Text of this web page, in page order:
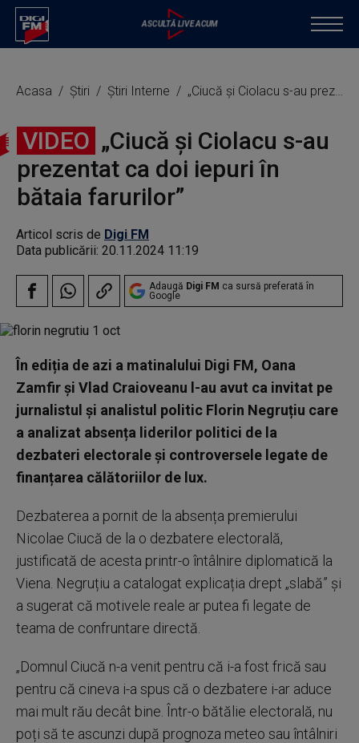
Acasa Știri Știri Interne „Ciucă și Ciolacu s-au prezentat ca doi iepuri în bătaia farurilor”
VIDEO „Ciucă și Ciolacu s-au
prezentat ca doi iepuri în
bătaia farurilor”
Articol scris de Digi FM
Data publicării: 20.11.2024 11:19
Adaugă Digi FM ca sursă preferată în
Google
În ediția de azi a matinalului Digi FM, Oana
Zamfir și Vlad Craioveanu l-au avut ca invitat pe
jurnalistul și analistul politic Florin Negruțiu care
a analizat absența liderilor politici de la
dezbateri electorale și controversele legate de
finanțarea călătoriilor de lux.
Dezbaterea a pornit de la absența premierului
Nicolae Ciucă de la o dezbatere electorală,
justificată de acesta printr-o întâlnire diplomatică la
Viena. Negruțiu a catalogat explicația drept „slabă” și
a sugerat că motivele reale ar putea fi legate de
teama de confruntare directă.
„Domnul Ciucă n-a venit pentru că i-a fost frică sau
pentru că cineva i-a spus că o dezbatere i-ar aduce
mai mult rău decât bine. Într-o bătălie electorală, nu
poți să te ascunzi după prognoza meteo sau întâlniri